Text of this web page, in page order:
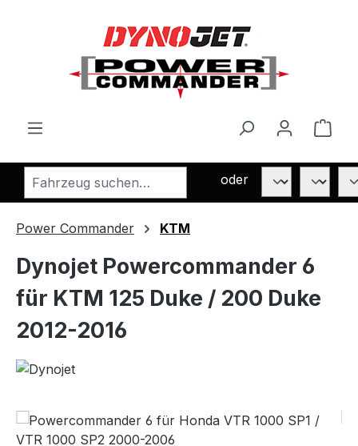
oder
Power Commander KTM
Dynojet Powercommander 6
für KTM 125 Duke / 200 Duke
2012-2016
Bildergalerie überspringen